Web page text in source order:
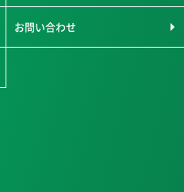
お問い合わせ